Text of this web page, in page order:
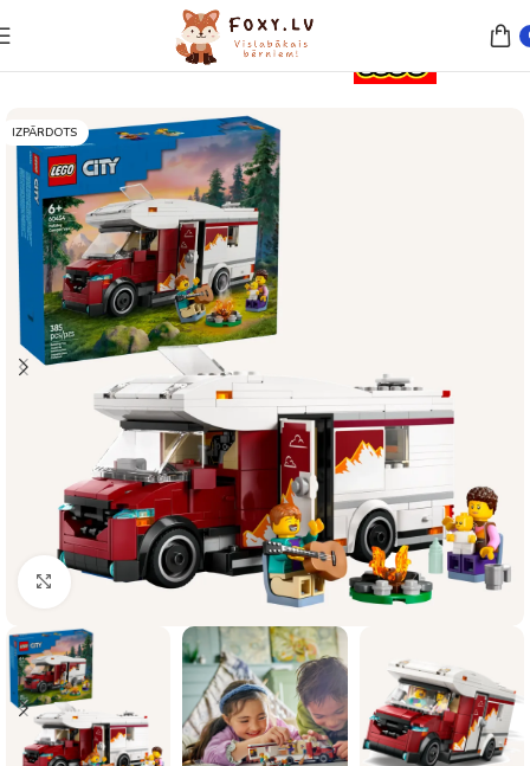
Sākums Lego un konstruktori
IZPĀRDOTS
Palielināt